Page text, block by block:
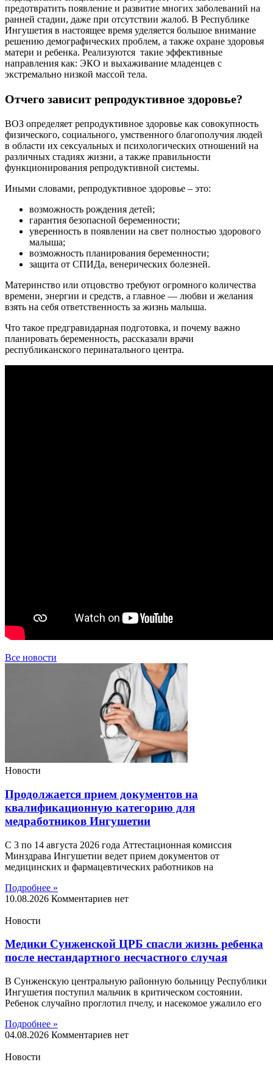
предотвратить появление и развитие многих заболеваний на
ранней стадии, даже при отсутствии жалоб. В Республике
Ингушетия в настоящее время уделяется большое внимание
решению демографических проблем, а также охране здоровья
матери и ребенка. Реализуются такие эффективные
направления как: ЭКО и выхаживание младенцев с
экстремально низкой массой тела.
Отчего зависит репродуктивное здоровье?
ВОЗ определяет репродуктивное здоровье как совокупность
физического, социального, умственного благополучия людей
в области их сексуальных и психологических отношений на
различных стадиях жизни, а также правильности
функционирования репродуктивной системы.
Иными словами, репродуктивное здоровье – это:
возможность рождения детей;
гарантия безопасной беременности;
уверенность в появлении на свет полностью здорового
малыша;
возможность планирования беременности;
защита от СПИДа, венерических болезней.
Материнство или отцовство требуют огромного количества
времени, энергии и средств, а главное — любви и желания
взять на себя ответственность за жизнь малыша.
Что такое предгравидарная подготовка, и почему важно
планировать беременность, рассказали врачи
республиканского перинатального центра.
Все новости
Новости
Продолжается прием документов на
квалификационную категорию для
медработников Ингушетии
С 3 по 14 августа 2026 года Аттестационная комиссия
Минздрава Ингушетии ведет прием документов от
медицинских и фармацевтических работников на
Подробнее »
10.08.2026 Комментариев нет
Новости
Медики Сунженской ЦРБ спасли жизнь ребенка
после нестандартного несчастного случая
В Сунженскую центральную районную больницу Республики
Ингушетия поступил мальчик в критическом состоянии.
Ребенок случайно проглотил пчелу, и насекомое ужалило его
Подробнее »
04.08.2026 Комментариев нет
Новости